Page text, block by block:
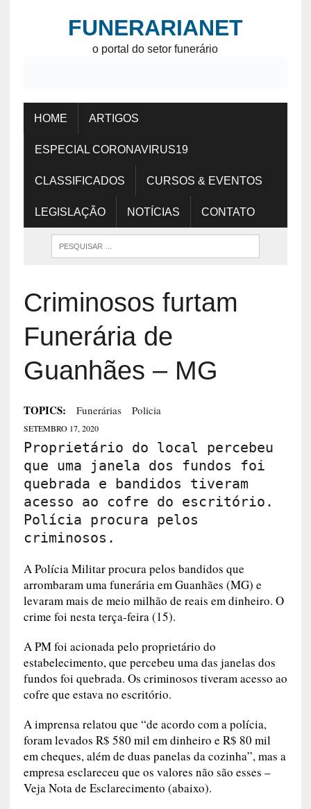
FUNERARIANET
o portal do setor funerário
HOME ARTIGOS
ESPECIAL CORONAVIRUS19
CLASSIFICADOS CURSOS & EVENTOS
LEGISLAÇÃO NOTÍCIAS CONTATO
Criminosos furtam
Funerária de
Guanhães – MG
TOPICS: Funerárias Policia
SETEMBRO 17, 2020
Proprietário do local percebeu
que uma janela dos fundos foi
quebrada e bandidos tiveram
acesso ao cofre do escritório.
Polícia procura pelos
criminosos.
A Polícia Militar procura pelos bandidos que
arrombaram uma funerária em Guanhães (MG) e
levaram mais de meio milhão de reais em dinheiro. O
crime foi nesta terça-feira (15).
A PM foi acionada pelo proprietário do
estabelecimento, que percebeu uma das janelas dos
fundos foi quebrada. Os criminosos tiveram acesso ao
cofre que estava no escritório.
A imprensa relatou que “de acordo com a polícia,
foram levados R$ 580 mil em dinheiro e R$ 80 mil
em cheques, além de duas panelas da cozinha”, mas a
empresa esclareceu que os valores não são esses –
Veja Nota de Esclarecimento (abaixo).